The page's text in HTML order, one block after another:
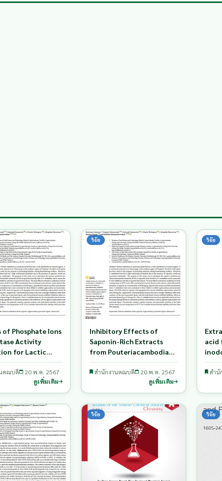
of Phosphate Ions
Activity
for Lactic
Bacteria
Milling and
Stages Rice
คณบดี
20 พ.ค. 2567
ดูเพิ่มเติม
วิจัย
Inhibitory Effects of
Saponin-Rich Extracts
from Pouteriacambodiana
against Digestive Enzymes
a-Glucosidase and
สำนักงานคณบดี 20 พ.ค. 2567
ดูเพิ่มเติม
วิจัย
acid
dryสำนั
วิจัย วิจัย